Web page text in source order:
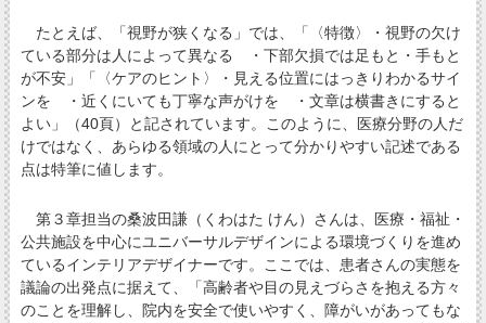
たとえば、「視野が狭くなる」では、「〈特徴〉・視野の欠け
ている部分は人によって異なる ・下部欠損では足もと・手もと
が不安」「〈ケアのヒント〉・見える位置にはっきりわかるサイ
ンを ・近くにいても丁寧な声がけを ・文章は横書きにすると
よい」（40頁）と記されています。このように、医療分野の人だ
けではなく、あらゆる領域の人にとって分かりやすい記述である
点は特筆に値します。
第３章担当の桑波田謙（くわはた けん）さんは、医療・福祉・
公共施設を中心にユニバーサルデザインによる環境づくりを進め
ているインテリアデザイナーです。ここでは、患者さんの実態を
議論の出発点に据えて、「高齢者や目の見えづらさを抱える方々
のことを理解し、院内を安全で使いやすく、障がいがあってもな